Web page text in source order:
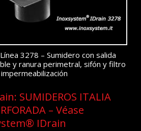
3278 – Sumidero con salida
y ranura perimetral, sifón y filtro
SUMIDEROS ITALIA
– Véase
IDrain